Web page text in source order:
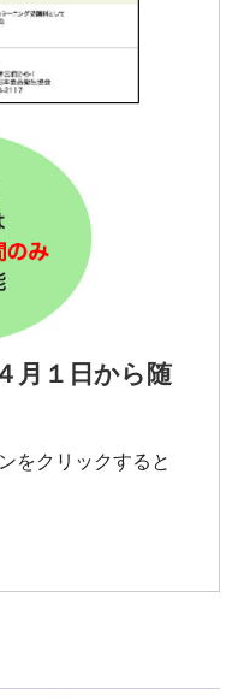
月１日から随
をクリックすると